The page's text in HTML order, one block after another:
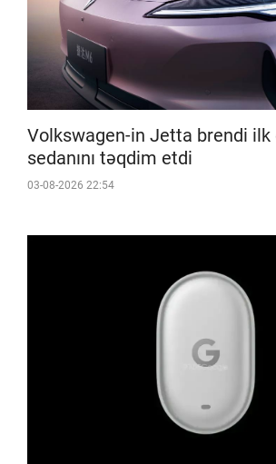
Volkswagen-in Jetta brendi
sedanını təqdim etdi
03-08-2026 22:54